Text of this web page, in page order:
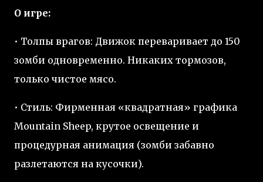
О игре:
• Толпы врагов: Движок переваривает до 150
зомби одновременно. Никаких тормозов,
только чистое мясо.
• Стиль: Фирменная «квадратная» графика
Mountain Sheep, крутое освещение и
процедурная анимация (зомби забавно
разлетаются на кусочки).